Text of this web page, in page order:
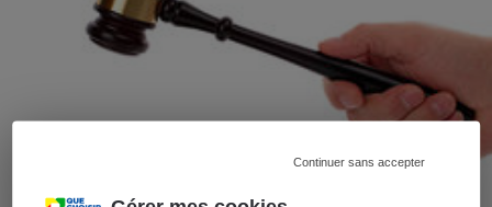
Continuer sans accepter